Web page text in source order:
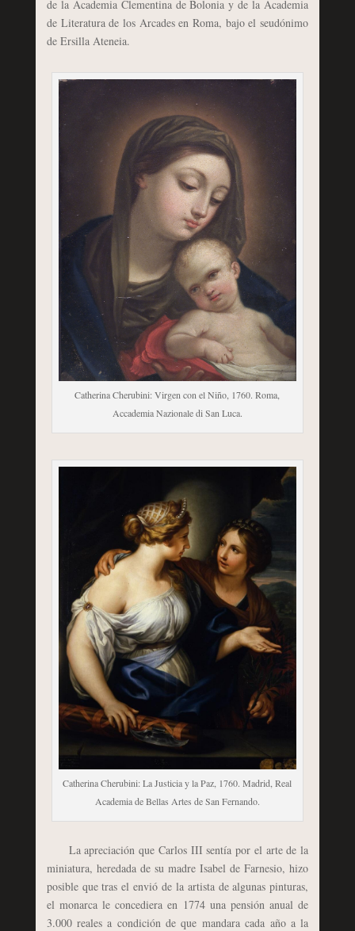
de la Academia Clementina de Bolonia y de la Academia
de Literatura de los Arcades en Roma, bajo el seudónimo
de Ersilla Ateneia.
Catherina Cherubini: Virgen con el Niño, 1760. Roma,
Accademia Nazionale di San Luca.
Catherina Cherubini: La Justicia y la Paz, 1760. Madrid, Real
Academia de Bellas Artes de San Fernando.
La apreciación que Carlos III sentía por el arte de la
miniatura, heredada de su madre Isabel de Farnesio, hizo
posible que tras el envió de la artista de algunas pinturas,
el monarca le concediera en 1774 una pensión anual de
3.000 reales a condición de que mandara cada año a la